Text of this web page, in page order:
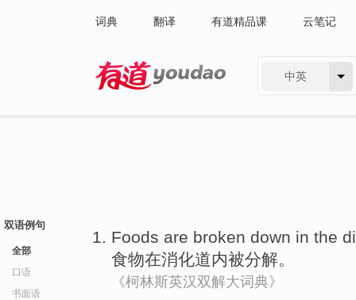
词典 翻译 有道精品课 云笔记
中英
双语例句
全部
口语
书面语
Foods are broken down in the
食物在消化道内被分解。
《柯林斯英汉双解大词典》